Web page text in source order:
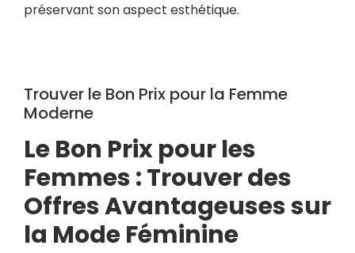
préservant son aspect esthétique.
Uncategorized
quantité,shopping
Trouver le Bon Prix pour la Femme
Moderne
Le Bon Prix pour les
Femmes : Trouver des
Offres Avantageuses sur
la Mode Féminine